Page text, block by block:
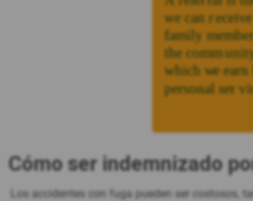
Cómo ser indemnizado
Los accidentes con fuga pueden ser costosos,